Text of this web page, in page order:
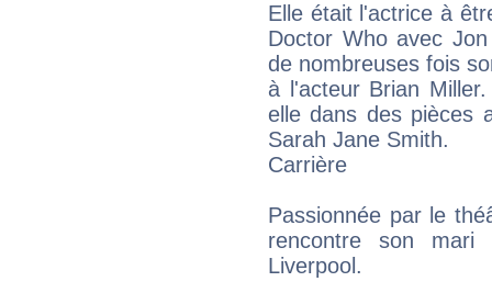
Elle était l'actrice à
Doctor Who avec
de nombreuses fois
à l'acteur Brian
elle dans des pièces
Sarah Jane Smith.
Carrière
Passionnée par le
rencontre son
Liverpool.